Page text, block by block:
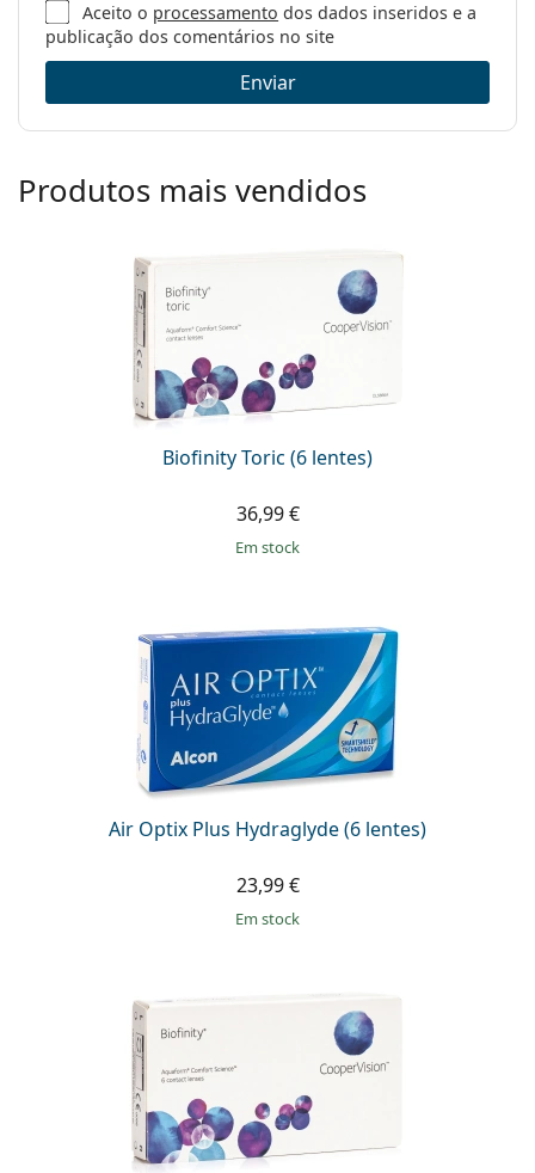
Aceito o processamento dos dados inseridos e a
publicação dos comentários no site
Enviar
Produtos mais vendidos
Biofinity Toric (6 lentes)
36,99 €
em stock
Air Optix Plus Hydraglyde (6 lentes)
23,99 €
em stock